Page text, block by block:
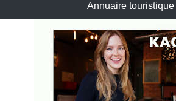
Annuaire touristique